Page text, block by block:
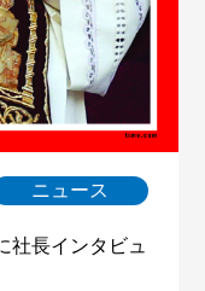
ニュース
社長インタビュ